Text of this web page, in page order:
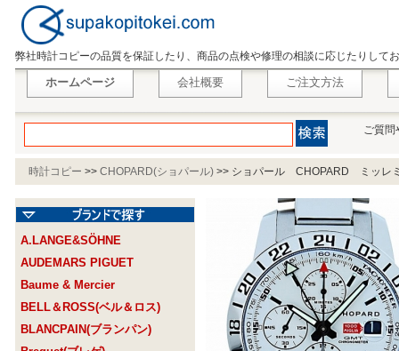
弊社時計コピーの品質を保証したり、商品の点検や修理の相談に応じたりして
ホームページ 会社概要 ご注文方法
ご質問
時計コピー >> CHOPARD(ショパール) >> ショパール CHOPARD ミッレ
A.LANGE&SÖHNE
AUDEMARS PIGUET
Baume & Mercier
BELL＆ROSS(ベル＆ロス)
BLANCPAIN(ブランパン)